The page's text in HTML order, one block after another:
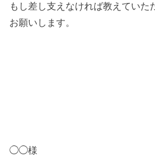
もし差し支えなければ教えていた
お願いします。
◯◯様